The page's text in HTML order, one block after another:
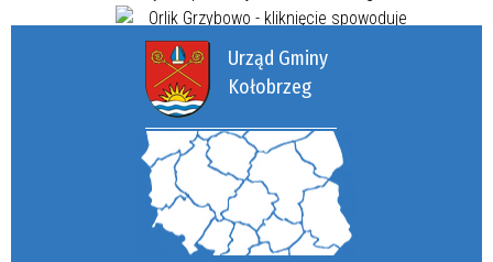
Urząd Gminy
Kołobrzeg